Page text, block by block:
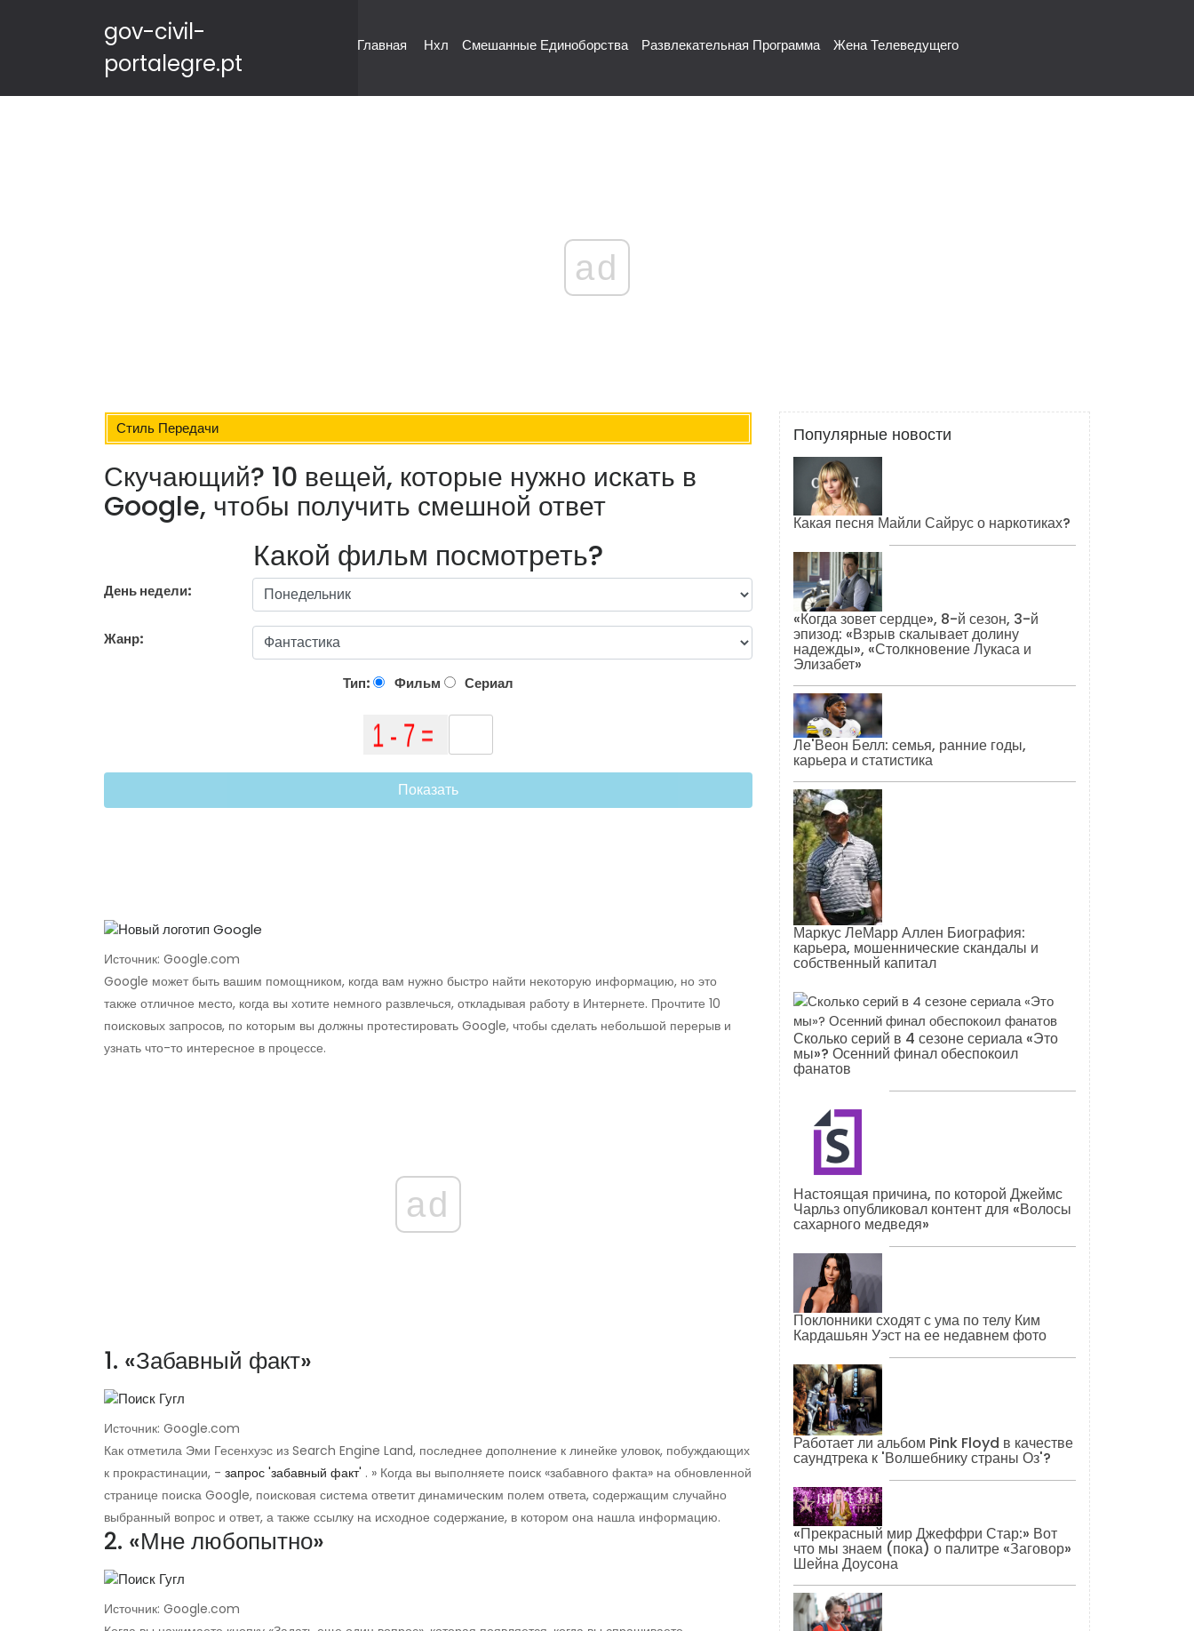
gov-civil-
portalegre.pt
Главная Нхл Смешанные Единоборства Развлекательная Программа Жена Телеведущего
ad
Стиль Передачи
Скучающий? 10 вещей, которые нужно искать в
Google, чтобы получить смешной ответ
Какой фильм посмотреть?
День недели:
Жанр:
Тип: Фильм Сериал
Показать
Источник: Google.com
Google может быть вашим помощником, когда вам нужно быстро найти некоторую информацию, но это
также отличное место, когда вы хотите немного развлечься, откладывая работу в Интернете. Прочтите 10
поисковых запросов, по которым вы должны протестировать Google, чтобы сделать небольшой перерыв и
узнать что-то интересное в процессе.
ad
1. «Забавный факт»
Источник: Google.com
Как отметила Эми Гесенхуэс из Search Engine Land, последнее дополнение к линейке уловок, побуждающих
к прокрастинации, - запрос 'забавный факт' . » Когда вы выполняете поиск «забавного факта» на обновленной
странице поиска Google, поисковая система ответит динамическим полем ответа, содержащим случайно
выбранный вопрос и ответ, а также ссылку на исходное содержание, в котором она нашла информацию.
2. «Мне любопытно»
Источник: Google.com
Популярные новости
Какая песня Майли Сайрус о наркотиках?
«Когда зовет сердце», 8-й сезон, 3-й
эпизод: «Взрыв скалывает долину
надежды», «Столкновение Лукаса и
Элизабет»
Ле'Веон Белл: семья, ранние годы,
карьера и статистика
Маркус ЛеМарр Аллен Биография:
карьера, мошеннические скандалы и
собственный капитал
Сколько серий в 4 сезоне сериала «Это
мы»? Осенний финал обеспокоил
фанатов
Настоящая причина, по которой Джеймс
Чарльз опубликовал контент для «Волосы
сахарного медведя»
Поклонники сходят с ума по телу Ким
Кардашьян Уэст на ее недавнем фото
Работает ли альбом Pink Floyd в качестве
саундтрека к 'Волшебнику страны Оз'?
«Прекрасный мир Джеффри Стар:» Вот
что мы знаем (пока) о палитре «Заговор»
Шейна Доусона